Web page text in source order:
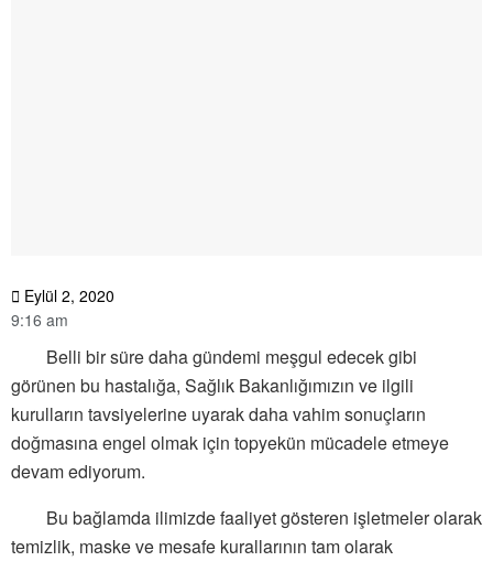
Eylül 2, 2020
9:16 am
Belli bir süre daha gündemi meşgul edecek gibi
görünen bu hastalığa, Sağlık Bakanlığımızın ve ilgili
kurulların tavsiyelerine uyarak daha vahim sonuçların
doğmasına engel olmak için topyekün mücadele etmeye
devam ediyorum.
Bu bağlamda ilimizde faaliyet gösteren işletmeler olarak
temizlik, maske ve mesafe kurallarının tam olarak